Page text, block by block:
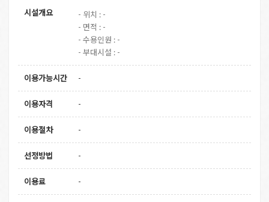
시설개요
- 위치 : -
- 면적 : -
- 수용인원 : -
- 부대시설 : -
이용가능시간 -
이용자격 -
이용절차 -
선정방법 -
이용료 -